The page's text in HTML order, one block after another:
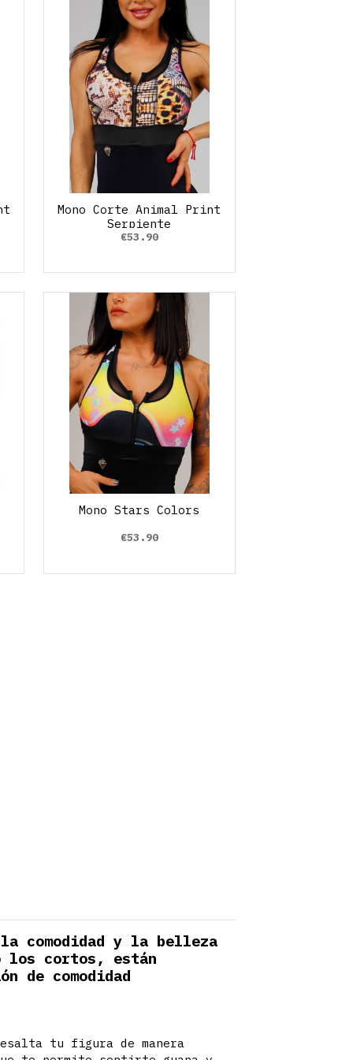
Mono Corte Animal Print
Serpiente
€53.90
Mono Stars Colors
€53.90
comodidad y la belleza
los cortos, están
de comodidad
tu figura de manera